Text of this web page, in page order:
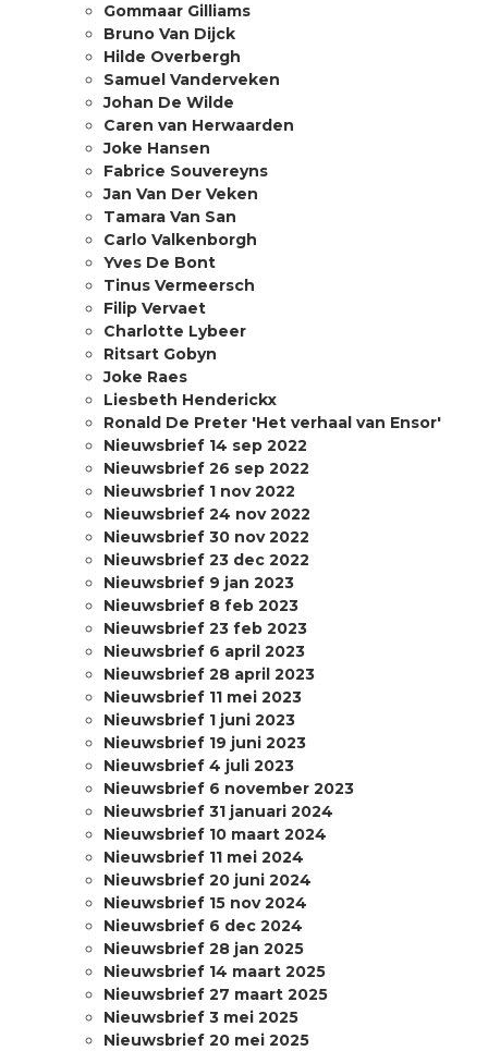
Gommaar Gilliams
Bruno Van Dijck
Hilde Overbergh
Samuel Vanderveken
Johan De Wilde
Caren van Herwaarden
Joke Hansen
Fabrice Souvereyns
Jan Van Der Veken
Tamara Van San
Carlo Valkenborgh
Yves De Bont
Tinus Vermeersch
Filip Vervaet
Charlotte Lybeer
Ritsart Gobyn
Joke Raes
Liesbeth Henderickx
Ronald De Preter 'Het verhaal van Ensor'
Nieuwsbrief 14 sep 2022
Nieuwsbrief 26 sep 2022
Nieuwsbrief 1 nov 2022
Nieuwsbrief 24 nov 2022
Nieuwsbrief 30 nov 2022
Nieuwsbrief 23 dec 2022
Nieuwsbrief 9 jan 2023
Nieuwsbrief 8 feb 2023
Nieuwsbrief 23 feb 2023
Nieuwsbrief 6 april 2023
Nieuwsbrief 28 april 2023
Nieuwsbrief 11 mei 2023
Nieuwsbrief 1 juni 2023
Nieuwsbrief 19 juni 2023
Nieuwsbrief 4 juli 2023
Nieuwsbrief 6 november 2023
Nieuwsbrief 31 januari 2024
Nieuwsbrief 10 maart 2024
Nieuwsbrief 11 mei 2024
Nieuwsbrief 20 juni 2024
Nieuwsbrief 15 nov 2024
Nieuwsbrief 6 dec 2024
Nieuwsbrief 28 jan 2025
Nieuwsbrief 14 maart 2025
Nieuwsbrief 27 maart 2025
Nieuwsbrief 3 mei 2025
Nieuwsbrief 20 mei 2025